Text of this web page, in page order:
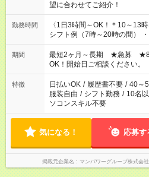
望に合わせてご紹介！
勤務時間
〈1日3時間～OK！＊10～13時な
シフト例（7時～20時の間）
の準備 ・10時～13時：園児
時：帰りの会まで！子供の成
迎えサポート
期間
最短2ヶ月～長期 ★急募 ★8
OK！開始日ご相談ください。
特徴 日払いOK / 履歴書不要 / 40～
服装自由 / シフト勤務 / 10名
ソコンスキル不要
気になる！ 応募す
掲載元企業名 マンパワーグループ株式会